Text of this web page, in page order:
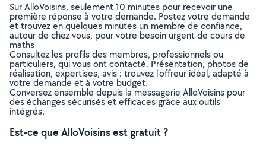
Sur AlloVoisins, seulement 10 minutes pour recevoir une
première réponse à votre demande. Postez votre demande
et trouvez en quelques minutes un membre de confiance,
autour de chez vous, pour votre besoin urgent de cours de
maths
Consultez les profils des membres, professionnels ou
particuliers, qui vous ont contacté. Présentation, photos de
réalisation, expertises, avis : trouvez l'offreur idéal, adapté à
votre demande et à votre budget.
Conversez ensemble depuis la messagerie AlloVoisins pour
des échanges sécurisés et efficaces grâce aux outils
intégrés.
Est-ce que AlloVoisins est gratuit ?